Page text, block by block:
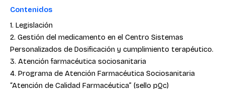
Contenidos
1. Legislación
2. Gestión del medicamento en el Centro Sistemas
Personalizados de Dosificación y cumplimiento terapéutico.
3. Atención farmacéutica sociosanitaria
4. Programa de Atención Farmacéutica Sociosanitaria
“Atención de Calidad Farmacéutica” (sello pQc)